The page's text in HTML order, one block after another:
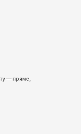
— пряме,